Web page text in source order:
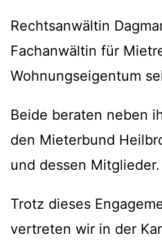
Rechtsanwältin
Fachanwältin für
Wohnungseigentum
Beide beraten neben
den Mieterbund
und dessen Mitglieder.
Trotz dieses
vertreten wir in der